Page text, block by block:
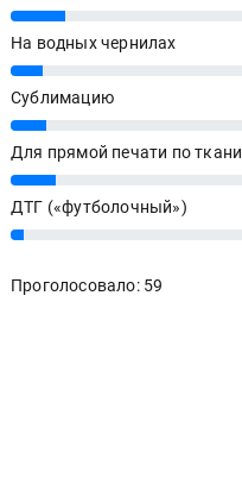
12%
На водных чернилах
7%
Сублимацию
8%
Для прямой печати по ткани
10%
ДТГ («футболочный»)
3%
Проголосовало: 59